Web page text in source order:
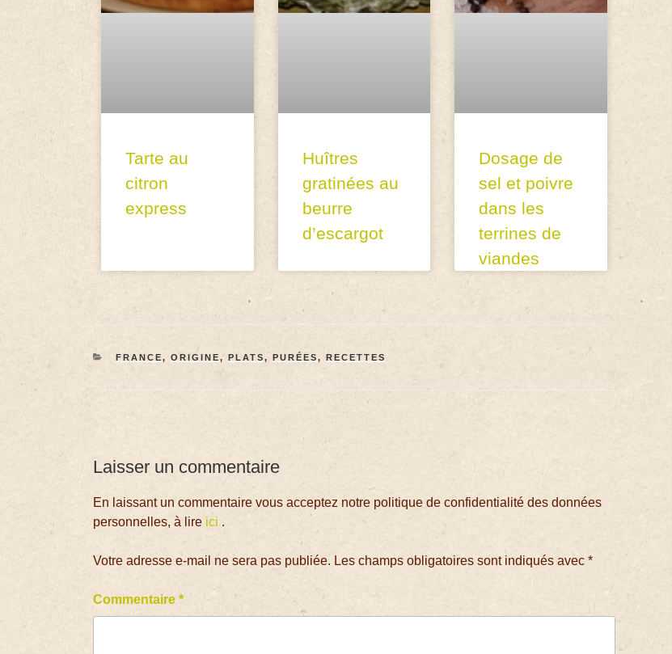
Tarte au
citron
express
Huîtres
gratinées au
beurre
d’escargot
Dosage de
sel et poivre
dans les
terrines de
viandes
FRANCE, ORIGINE, PLATS, PURÉES, RECETTES
Laisser un commentaire
En laissant un commentaire vous acceptez notre politique de confidentialité des données
personnelles, à lire ici .
Votre adresse e-mail ne sera pas publiée. Les champs obligatoires sont indiqués avec*
Commentaire*